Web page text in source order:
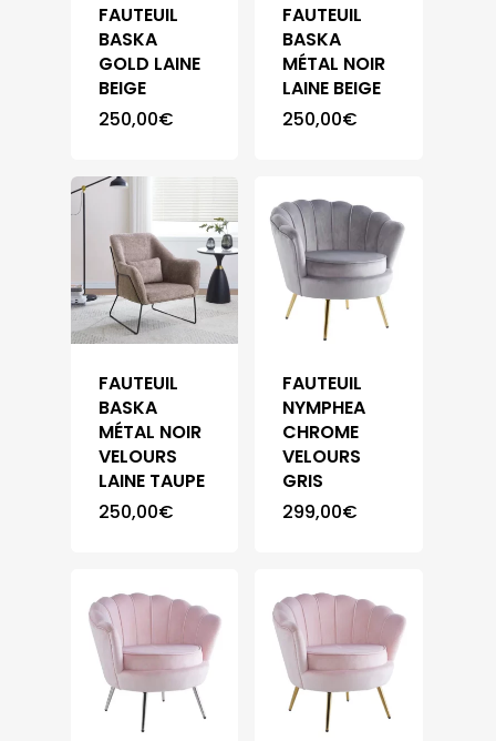
FAUTEUIL
BASKA
GOLD LAINE
BEIGE
250,00€
FAUTEUIL
BASKA
MÉTAL NOIR
LAINE BEIGE
250,00€
FAUTEUIL
BASKA
MÉTAL NOIR
VELOURS
LAINE TAUPE
250,00€
FAUTEUIL
NYMPHEA
CHROME
VELOURS
GRIS
299,00€